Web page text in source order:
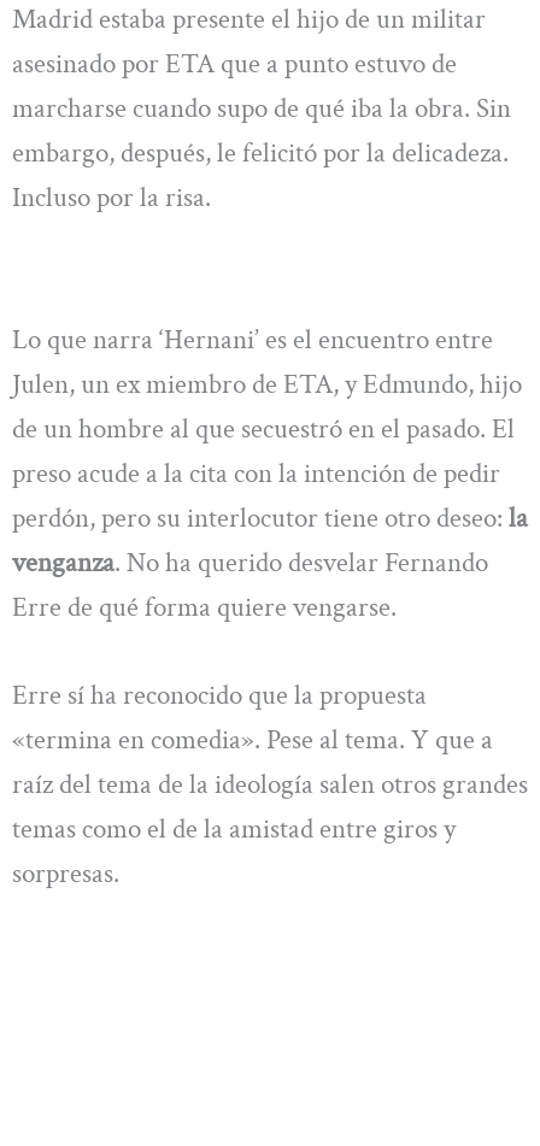
Madrid estaba presente el hijo de un militar
asesinado por ETA que a punto estuvo de
marcharse cuando supo de qué iba la obra. Sin
embargo, después, le felicitó por la delicadeza.
Incluso por la risa.
Lo que narra ‘Hernani’ es el encuentro entre
Julen, un ex miembro de ETA, y Edmundo, hijo
de un hombre al que secuestró en el pasado. El
preso acude a la cita con la intención de pedir
perdón, pero su interlocutor tiene otro deseo: la
venganza. No ha querido desvelar Fernando
Erre de qué forma quiere vengarse.
Erre sí ha reconocido que la propuesta
«termina en comedia». Pese al tema. Y que a
raíz del tema de la ideología salen otros grandes
temas como el de la amistad entre giros y
sorpresas.